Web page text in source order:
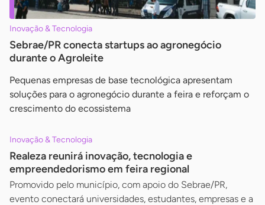
Inovação & Tecnologia
Sebrae/PR conecta startups ao agronegócio
durante o Agroleite
Pequenas empresas de base tecnológica apresentam
soluções para o agronegócio durante a feira e reforçam o
crescimento do ecossistema
Inovação & Tecnologia
Realeza reunirá inovação, tecnologia e
empreendedorismo em feira regional
Promovido pelo município, com apoio do Sebrae/PR,
evento conectará universidades, estudantes, empresas e a